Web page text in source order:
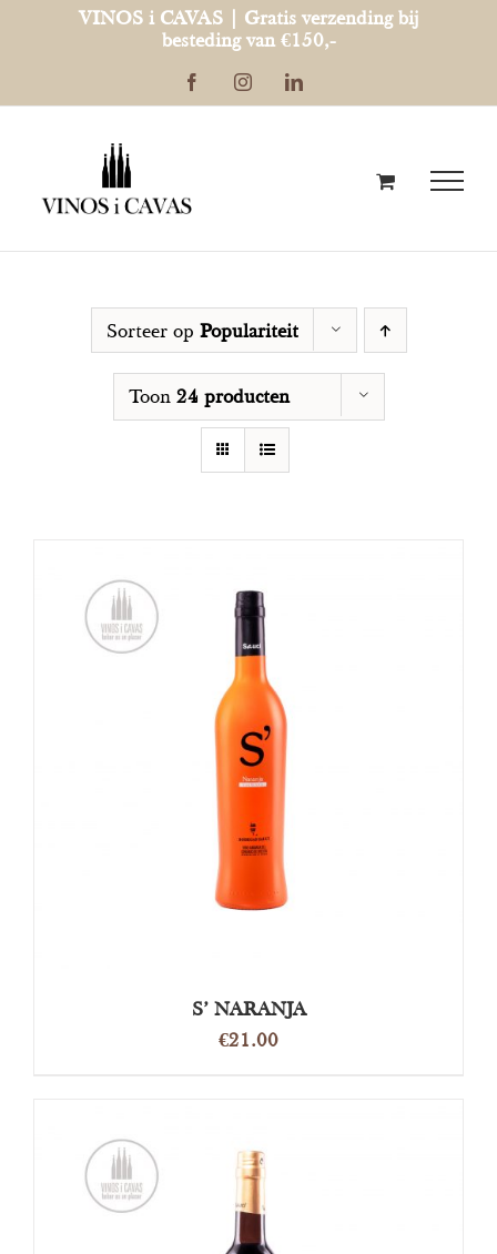
VINOS i CAVAS | Gratis verzending bij
besteding van €150,-
FacebookInstagramLinkedIn
Sorteer op Populariteit
Toon 24 producten
TOEVOEGEN AAN WINKELWAGEN
S’ NARANJA
€21.00